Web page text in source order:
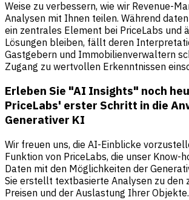
Weise zu verbessern, wie wir Revenue-
Analysen mit Ihnen teilen. Während
ein zentrales Element bei PriceLabs und
Lösungen bleiben, fällt deren
Gastgebern und Immobilienverwaltern
Zugang zu wertvollen Erkenntnissen
Erleben Sie "AI Insights" noch
PriceLabs' erster Schritt in die
Generativer KI
Wir freuen uns, die AI-Einblicke
Funktion von PriceLabs, die unser Know-
Daten mit den Möglichkeiten der
Sie erstellt textbasierte Analysen zu den
Preisen und der Auslastung Ihrer Objekte.